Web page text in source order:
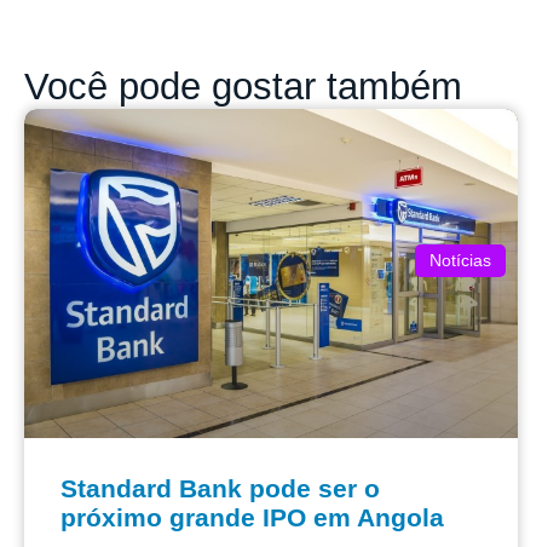
Você pode gostar também
Notícias
Standard Bank pode ser o
próximo grande IPO em Angola